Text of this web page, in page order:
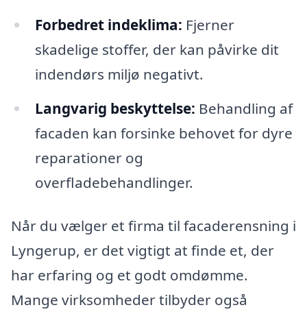
Forbedret indeklima: Fjerner
skadelige stoffer, der kan påvirke dit
indendørs miljø negativt.
Langvarig beskyttelse: Behandling af
facaden kan forsinke behovet for dyre
reparationer og
overfladebehandlinger.
Når du vælger et firma til facaderensning i
Lyngerup, er det vigtigt at finde et, der
har erfaring og et godt omdømme.
Mange virksomheder tilbyder også